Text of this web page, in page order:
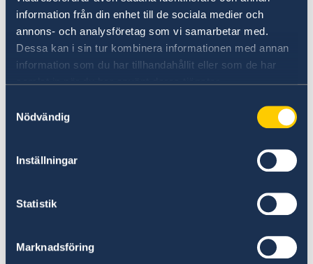
information från din enhet till de sociala medier och
annons- och analysföretag som vi samarbetar med.
Dessa kan i sin tur kombinera informationen med annan
information som du har tillhandahållit eller som de har
samlat in när du har använt deras tjänster.
Nödvändig
Inställningar
Statistik
Marknadsföring
Japansk helgdag
19 juni
Midsommarafton
21 september
Japansk helgdag
Julafton
Juldagen